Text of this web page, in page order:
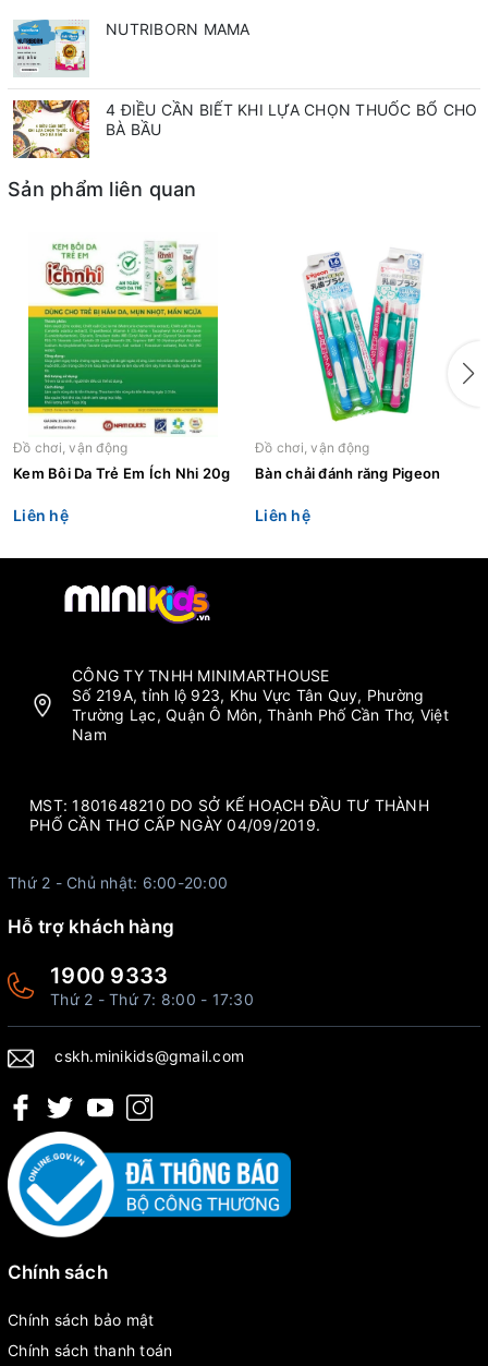
NUTRIBORN MAMA
4 ĐIỀU CẦN BIẾT KHI LỰA CHỌN THUỐC BỔ CHO
BÀ BẦU
Sản phẩm liên quan
Đồ chơi, vận động
Kem Bôi Da Trẻ Em Ích Nhi 20g
Liên hệ
Đồ chơi, vận động
Bàn chải đánh răng Pigeon
Liên hệ
CÔNG TY TNHH MINIMARTHOUSE
Số 219A, tỉnh lộ 923, Khu Vực Tân Quy, Phường
Trường Lạc, Quận Ô Môn, Thành Phố Cần Thơ, Việt
Nam
MST: 1801648210 DO SỞ KẾ HOẠCH ĐẦU TƯ THÀNH
PHỐ CẦN THƠ CẤP NGÀY 04/09/2019.
Thứ 2 - Chủ nhật: 6:00-20:00
Hỗ trợ khách hàng
1900 9333
Thứ 2 - Thứ 7: 8:00 - 17:30
cskh.minikids@gmail.com
Chính sách
Chính sách bảo mật
Chính sách thanh toán